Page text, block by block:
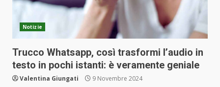
Notizie
Trucco Whatsapp, così trasformi l’audio in
testo in pochi istanti: è veramente geniale
Valentina Giungati 9 Novembre 2024